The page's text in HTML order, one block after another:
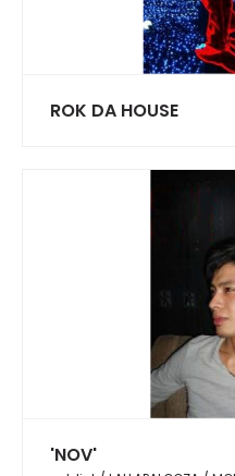
ROK DA HOUSE
'NOV'